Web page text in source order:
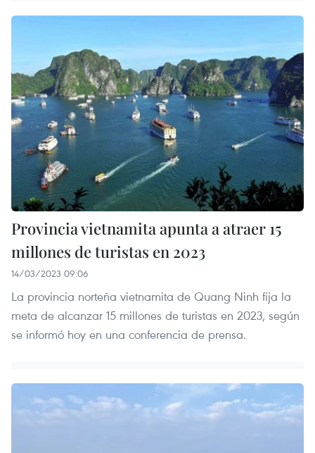
Provincia vietnamita apunta a atraer 15
millones de turistas en 2023
14/03/2023 09:06
La provincia norteña vietnamita de Quang Ninh fija la
meta de alcanzar 15 millones de turistas en 2023, según
se informó hoy en una conferencia de prensa.